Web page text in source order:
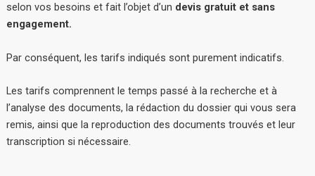
selon vos besoins et fait l’objet d’un devis gratuit et sans
engagement.
Par conséquent, les tarifs indiqués sont purement indicatifs.
Les tarifs comprennent le temps passé à la recherche et à
l’analyse des documents, la rédaction du dossier qui vous sera
remis, ainsi que la reproduction des documents trouvés et leur
transcription si nécessaire.